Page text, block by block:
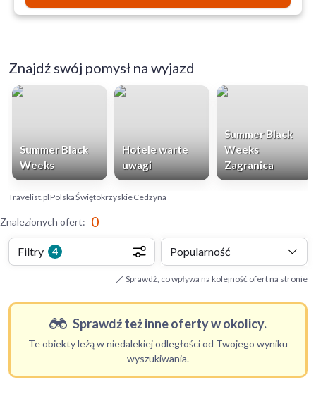
Znajdź swój pomysł na wyjazd
Summer Black
Weeks
Hotele warte
uwagi
Summer Black
Weeks
Zagranica
Travelist.plPolskaŚwiętokrzyskieCedzyna
Znalezionych ofert: 0
Filtry 4 Popularność
Sprawdź, co wpływa na kolejność ofert na stronie
Sprawdź też inne oferty w okolicy.
Te obiekty leżą w niedalekiej odległości od Twojego wyniku
wyszukiwania.